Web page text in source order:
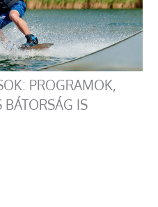
PROGRAMOK,
BÁTORSÁG IS